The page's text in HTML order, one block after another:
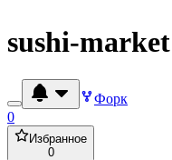
sushi-market
Форк
0
Избранное
0